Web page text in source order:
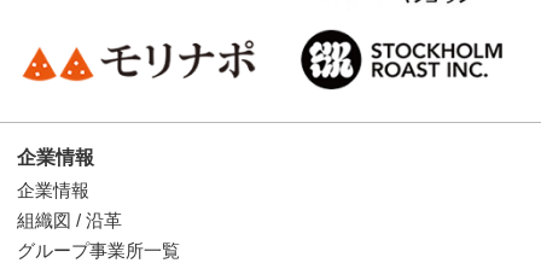
企業情報
企業情報
組織図 / 沿革
グループ事業所一覧